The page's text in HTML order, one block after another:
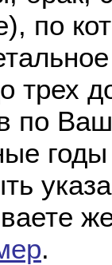
по
трех
по
.